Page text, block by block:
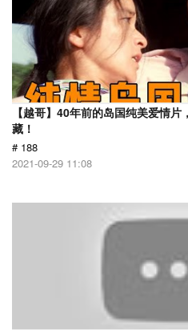
【越哥】40年前的岛国纯美爱情
藏！
# 188
2021-09-29 11:08